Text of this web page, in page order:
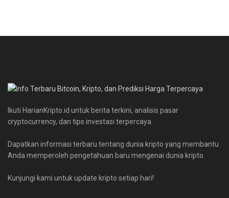
Ikuti HarianKripto.id untuk berita terkini, analisis pasar
cryptocurrency, dan tips investasi terpercaya.
Dapatkan informasi terbaru tentang dunia kripto yang membantu
Anda memperoleh pengetahuan baru mengenai dunia kripto.
Kunjungi kami untuk update kripto setiap hari!